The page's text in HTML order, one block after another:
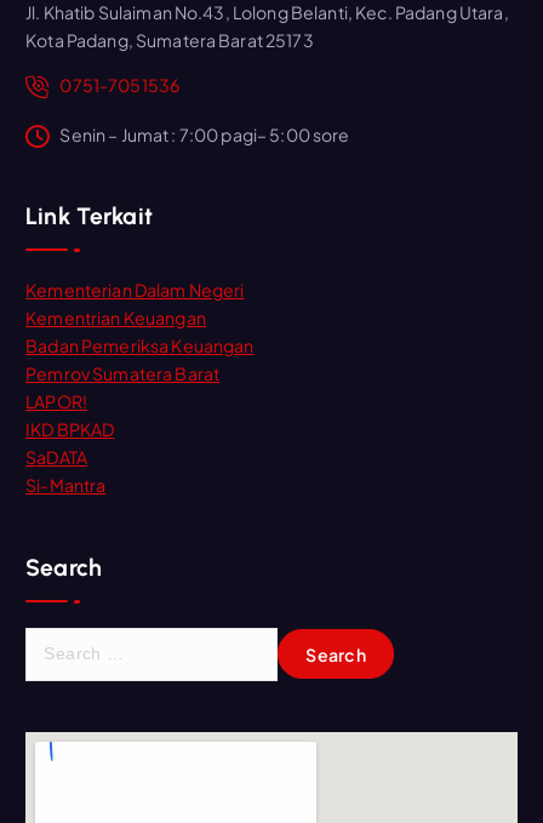
Jl. Khatib Sulaiman No.43, Lolong Belanti, Kec. Padang Utara,
Kota Padang, Sumatera Barat 25173
0751-7051536
Senin – Jumat : 7:00 pagi– 5:00 sore
Link Terkait
Kementerian Dalam Negeri
Kementrian Keuangan
Badan Pemeriksa Keuangan
Pemrov Sumatera Barat
LAPOR!
IKD BPKAD
SaDATA
Si-Mantra
Search